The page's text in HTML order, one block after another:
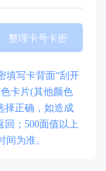
整理卡号卡密
填写卡背面“刮开
卡片(其他颜色
择正确，如造成
回；500面值以上
为准。